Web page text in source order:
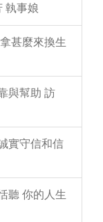
執事娘
甚麼來換生
與幫助 訪
實守信和信
聽 你的人生